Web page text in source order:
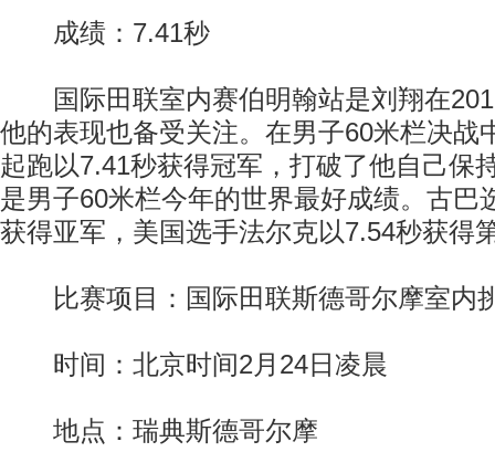
成绩：7.41秒
国际田联室内赛伯明翰站是刘翔在
他的表现也备受关注。在男子60米栏决战
起跑以7.41秒获得冠军，打破了他自己保
是男子60米栏今年的世界最好成绩。古巴
获得亚军，美国选手法尔克以7.54秒获得
比赛项目：国际田联斯德哥尔摩室内
时间：北京时间2月24日凌晨
地点：瑞典斯德哥尔摩